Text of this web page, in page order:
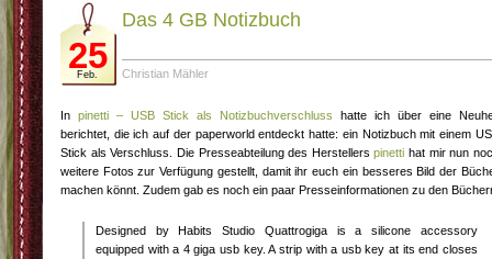
25
Feb.
Das 4 GB Notizbuch
Christian Mähler
In pinetti – USB Stick als Notizbuchverschluss hatte ich über eine
berichtet, die ich auf der paperworld entdeckt hatte: ein Notizbuch mit einem
Stick als Verschluss. Die Presseabteilung des Herstellerspinetti hat mir nun
weitere Fotos zur Verfügung gestellt, damit ihr euch ein besseres Bild der
machen könnt. Zudem gab es noch ein paar Presseinformationen zu den
Designed by Habits Studio Quattrogiga is a silicone accessory
equipped with a 4 giga usb key. A strip with a usb key at its end closes